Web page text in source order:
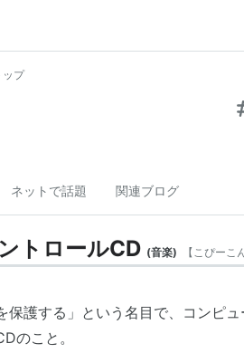
ップ
ネットで話題 関連ブログ
トロールCD (音楽) 【こぴーこ
保護する」という名目で、コンピ
のこと。